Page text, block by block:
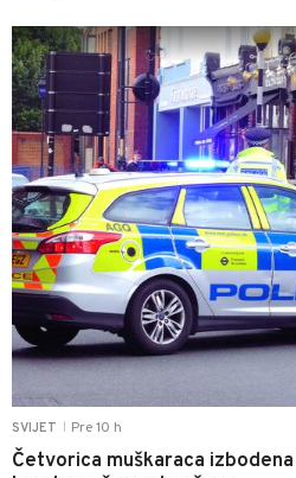
SVIJET Pre 10 h
Četvorica muškaraca